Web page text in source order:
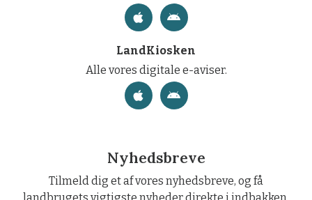
LandKiosken
Alle vores digitale e-aviser.
Nyhedsbreve
Tilmeld dig et af vores nyhedsbreve, og få